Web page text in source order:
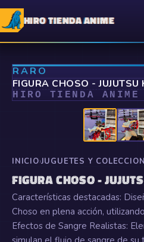
HIRO TIENDA ANIME
RARO
FIGURA CHOSO - JUJUTSU
HIRO TIENDA ANIME
INICIO›JUGUETES Y
FIGURA CHOSO -
Características destacadas:
Choso en plena acción,
Efectos de Sangre Realistas: